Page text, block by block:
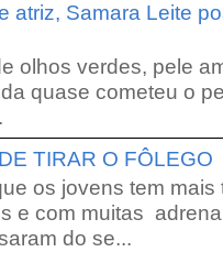
atriz, Samara Leite
olhos verdes, pele
quase cometeu o
TIRAR O FÔLEGO
os jovens tem
e com muitas
do se...